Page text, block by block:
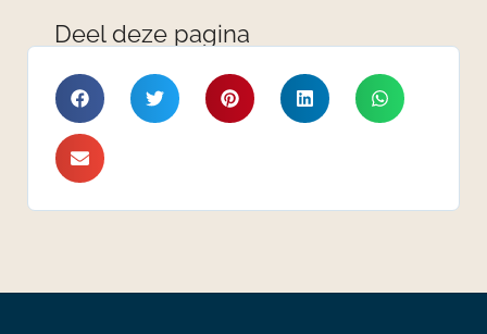
Deel deze pagina